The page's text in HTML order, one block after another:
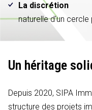
La discrétion
naturelle d'un
Un héritage
Depuis 2020, SIPA
structure des projets